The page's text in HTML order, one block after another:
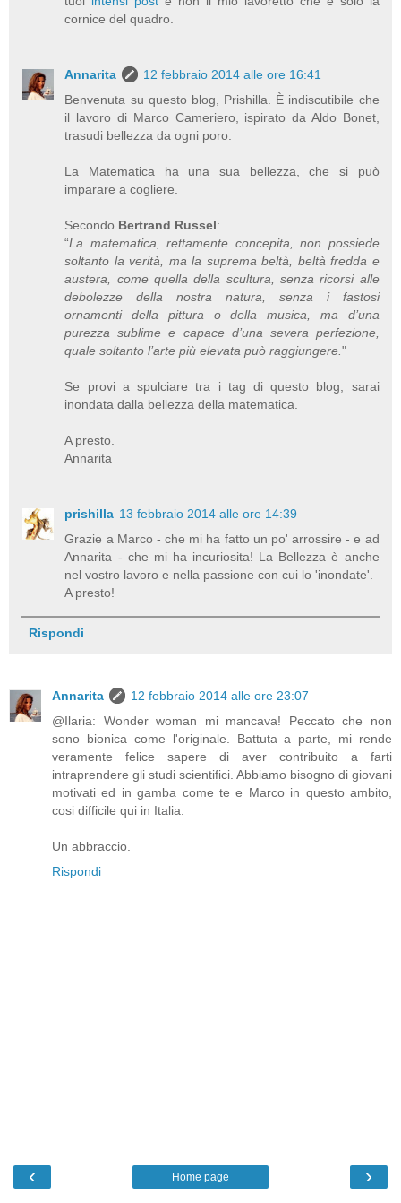
cornice del quadro.
Annarita
12 febbraio 2014 alle ore 16:41
Benvenuta su questo blog, Prishilla. È indiscutibile che
il lavoro di Marco Cameriero, ispirato da Aldo Bonet,
trasudi bellezza da ogni poro.
La Matematica ha una sua bellezza, che si può
imparare a cogliere.
Secondo Bertrand Russel:
“La matematica, rettamente concepita, non possiede
soltanto la verità, ma la suprema beltà, beltà fredda e
austera, come quella della scultura, senza ricorsi alle
debolezze della nostra natura, senza i fastosi
ornamenti della pittura o della musica, ma d’una
purezza sublime e capace d’una severa perfezione,
quale soltanto l’arte più elevata può raggiungere."
Se provi a spulciare tra i tag di questo blog, sarai
inondata dalla bellezza della matematica.
A presto.
Annarita
prishilla 13 febbraio 2014 alle ore 14:39
Grazie a Marco - che mi ha fatto un po' arrossire - e ad
Annarita - che mi ha incuriosita! La Bellezza è anche
nel vostro lavoro e nella passione con cui lo 'inondate'.
A presto!
Rispondi
Annarita
12 febbraio 2014 alle ore 23:07
@Ilaria: Wonder woman mi mancava! Peccato che non
sono bionica come l'originale. Battuta a parte, mi rende
veramente felice sapere di aver contribuito a farti
intraprendere gli studi scientifici. Abbiamo bisogno di giovani
motivati ed in gamba come te e Marco in questo ambito,
cosi difficile qui in Italia.
Un abbraccio.
Rispondi
‹ ›
Home page